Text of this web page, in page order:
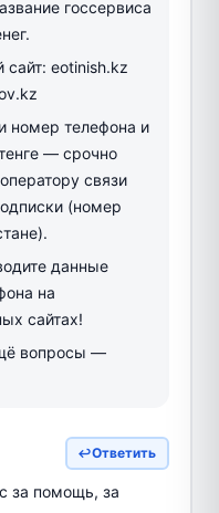
госсервиса
eotinish.kz
номер телефона и
— срочно
связи
(номер
данные
на
сайтах!
вопросы —
Ответить
за помощь, за